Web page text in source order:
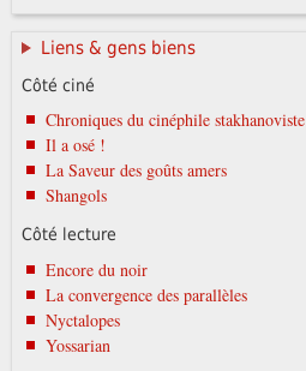
Liens & gens biens
Côté ciné
Chroniques du cinéphile stakhanoviste
Il a osé !
La Saveur des goûts amers
Shangols
Côté lecture
Encore du noir
La convergence des parallèles
Nyctalopes
Yossarian